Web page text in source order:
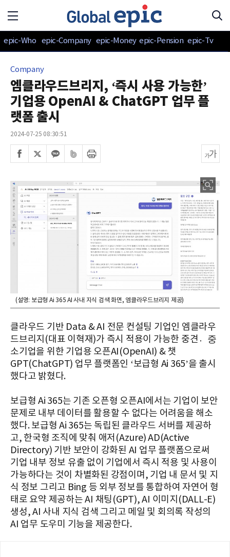
epic-Who epic-Company epic-Money epic-Pension epic-Tv
Company
엠클라우드브리지, ‘즉시 사용 가능한’
기업용 OpenAI & ChatGPT 업무 플
랫폼 출시
2024-07-25 08:30:51
(설명: 보급형 Ai 365 AI 사내 지식 검색 화면, 엠클라우드브리지 제공)
클라우드 기반 Data & AI 전문 컨설팅 기업인 엠클라우
드브리지(대표 이혁재)가 즉시 적용이 가능한 중견중〮
소기업을 위한 기업용 오픈AI(OpenAI) & 챗
GPT(ChatGPT) 업무 플랫폼인 ‘보급형 Ai 365’을 출시
했다고 밝혔다.
보급형 Ai 365는 기존 오픈형 오픈AI에서는 기업이 보안
문제로 내부 데이터를 활용할 수 없다는 어려움을 해소
했다. 보급형 Ai 365는 독립된 클라우드 서버를 제공하
고, 한국형 조직에 맞춰 애저(Azure) AD(Active
Directory) 기반 보안이 강화된 AI 업무 플랫폼으로써
기업 내부 정보 유출 없이 기업에서 즉시 적용 및 사용이
가능하다는 것이 차별화된 강점이며, 기업 내 문서 및 지
식 정보 그리고 Bing 등 외부 정보를 통합하여 자연어 형
태로 요약 제공하는 AI 채팅(GPT), AI 이미지(DALL-E)
생성, AI 사내 지식 검색 그리고 메일 및 회의록 작성의
AI 업무 도우미 기능을 제공한다.